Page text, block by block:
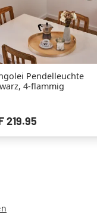
4-flammig
219.95